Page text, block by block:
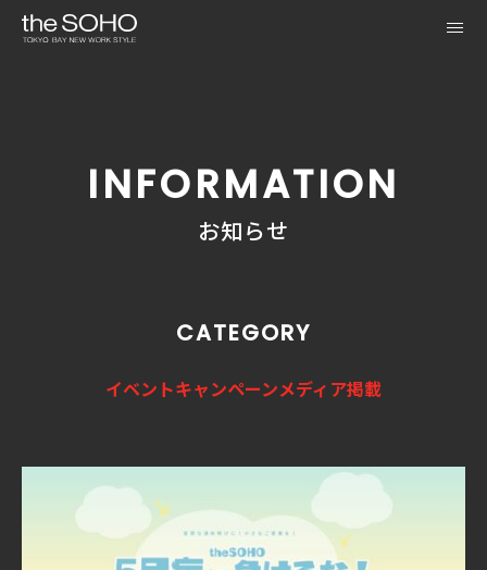
INFORMATION
お知らせ
CATEGORY
イベントキャンペーンメディア掲載